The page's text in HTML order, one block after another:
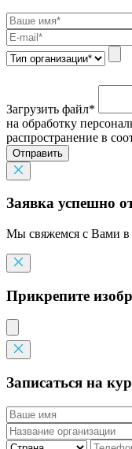
Загрузить файл*
на обработку
распространение в
Отправить
Заявка успешно
Мы свяжемся с Вами в
Прикрепите
Записаться на